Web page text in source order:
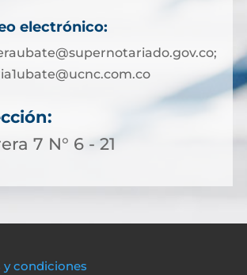
electrónico:
7 N° 6 - 21
y condiciones